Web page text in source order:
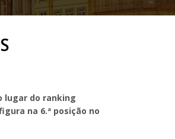
lugar do ranking
na 6.ª posição no